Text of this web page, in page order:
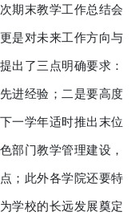
期末教学工作总结会
是对未来工作方向与
出了三点明确要求：
进经验；二是要高度
一学年适时推出末位
部门教学管理建设，
；此外各学院还要特
学校的长远发展奠定